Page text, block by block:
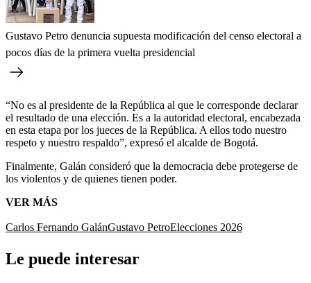
Gustavo Petro denuncia supuesta modificación del censo electoral a
pocos días de la primera vuelta presidencial
“No es al presidente de la República al que le corresponde declarar
el resultado de una elección. Es a la autoridad electoral, encabezada
en esta etapa por los jueces de la República. A ellos todo nuestro
respeto y nuestro respaldo”, expresó el alcalde de Bogotá.
Finalmente, Galán consideró que la democracia debe protegerse de
los violentos y de quienes tienen poder.
VER MÁS
Carlos Fernando GalánGustavo PetroElecciones 2026
Le puede interesar